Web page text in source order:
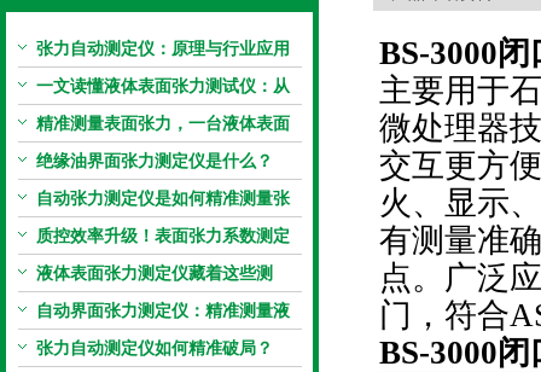
张力自动测定仪：原理与行业应用
解析
一文读懂液体表面张力测试仪：从
原理到应用全掌握
精准测量表面张力，一台液体表面
张力系数测量仪就够了
绝缘油界面张力测定仪是什么？
自动张力测定仪是如何精准测量张
力的？
质控效率升级！表面张力系数测定
仪真香警告
液体表面张力测定仪藏着这些测
定“小窍门”
自动界面张力测定仪：精准测量液
体界面张力的关键设备
张力自动测定仪如何精准破局？
BS-3000闭
主要用于
微处理器
交互更方
火、显示
有测量准
点。广泛
门，符合
BS-3000闭